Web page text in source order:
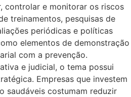
controlar e monitorar os riscos
treinamentos, pesquisas de
periódicas e políticas
elementos de demonstração
com a prevenção.
e judicial, o tema possui
Empresas que investem
saudáveis costumam reduzir